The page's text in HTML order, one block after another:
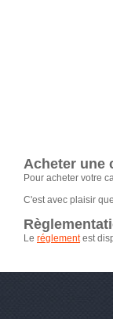
Acheter une
Pour acheter votre
C'est avec plaisir
Le réglementest